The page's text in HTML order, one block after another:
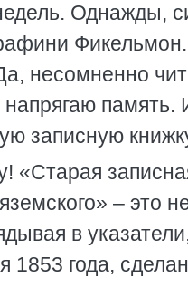
Однажды,
несомненно
память.
записную
«Старая
– это
в
1853 года,